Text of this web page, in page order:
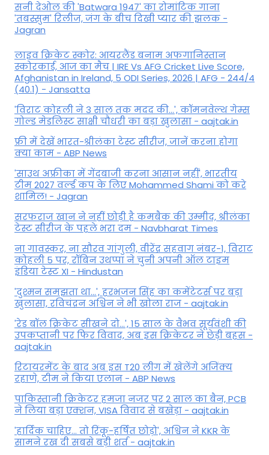
सनी देओल की 'Batwara 1947' का रोमांटिक गाना
'तबस्सुम' रिलीज, जंग के बीच दिखी प्यार की झलक -
Jagran
लाइव क्रिकेट स्कोर: आयरलैंड बनाम अफगानिस्तान
स्कोरकार्ड, आज का मैच | IRE Vs AFG Cricket Live Score,
Afghanistan in Ireland, 5 ODI Series, 2026 | AFG - 244/4
(40.1) - Jansatta
'विराट कोहली ने 3 साल तक मदद की...', कॉमनवेल्थ गेम्स
गोल्ड मेडलिस्ट साक्षी चौधरी का बड़ा खुलासा - aajtak.in
फ्री में देखें भारत-श्रीलंका टेस्ट सीरीज, जानें करना होगा
क्या काम - ABP News
'साउथ अफ्रीका में गेंदबाजी करना आसान नहीं', भारतीय
टीम 2027 वर्ल्‍ड कप के लिए Mohammed Shami को करे
शामिल! - Jagran
सरफराज खान ने नहीं छोड़ी है कमबैक की उम्मीद, श्रीलंका
टेस्ट सीरीज के पहले भरा दम - Navbharat Times
ना गावस्कर, ना सौरव गांगुली, वीरेंद्र सहवाग नंबर-1, विराट
कोहली 5 पर, रॉबिन उथप्पा ने चुनी अपनी ऑल टाइम
इंडिया टेस्ट XI - Hindustan
'दुश्मन समझता था...', हरभजन सिंह का कमेंटेटर्स पर बड़ा
खुलासा, रव‍िचंद्रन अश्विन ने भी खोला राज - aajtak.in
'रेड बॉल क्रिकेट सीखने दो...', 15 साल के वैभव सूर्यवंशी की
उपकप्तानी पर फ‍िर व‍िवाद, अब इस क्रिकेटर ने छेड़ी बहस -
aajtak.in
रिटायरमेंट के बाद अब इस T20 लीग में खेलेंगे अजिंक्य
रहाणे, टीम ने किया एलान - ABP News
पाकिस्तानी क्रिकेटर हमजा नजर पर 2 साल का बैन, PCB
ने ल‍िया बड़ा एक्शन, VISA व‍िवाद से बखेड़ा - aajtak.in
'हार्दिक चाहिए... तो रिंकू-हर्षित छोड़ो', अश्विन ने KKR के
सामने रख दी सबसे बड़ी शर्त - aajtak.in